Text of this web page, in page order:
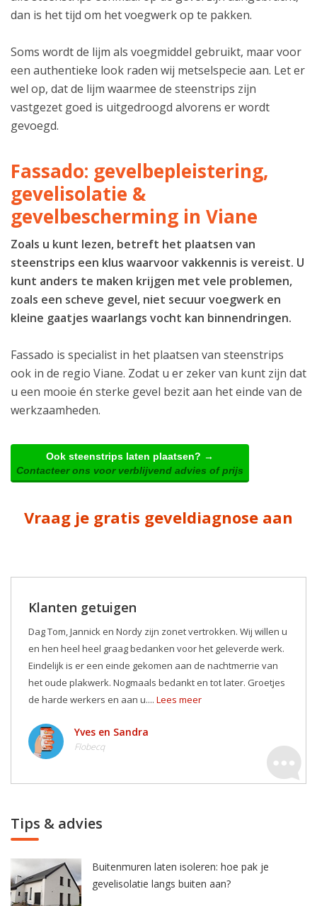
dan is het tijd om het voegwerk op te pakken.
Soms wordt de lijm als voegmiddel gebruikt, maar voor
een authentieke look raden wij metselspecie aan. Let er
wel op, dat de lijm waarmee de steenstrips zijn
vastgezet goed is uitgedroogd alvorens er wordt
gevoegd.
Fassado: gevelbepleistering,
gevelisolatie &
gevelbescherming in Viane
Zoals u kunt lezen, betreft het plaatsen van
steenstrips een klus waarvoor vakkennis is vereist. U
kunt anders te maken krijgen met vele problemen,
zoals een scheve gevel, niet secuur voegwerk en
kleine gaatjes waarlangs vocht kan binnendringen.
Fassado is specialist in het plaatsen van steenstrips
ook in de regio Viane. Zodat u er zeker van kunt zijn dat
u een mooie én sterke gevel bezit aan het einde van de
werkzaamheden.
Ook steenstrips laten plaatsen? →
Contacteer ons voor verblijvend advies of prijs
Vraag je gratis geveldiagnose aan
Klanten getuigen
Dag Tom, Jannick en Nordy zijn zonet vertrokken. Wij willen u
en hen heel heel graag bedanken voor het geleverde werk.
Eindelijk is er een einde gekomen aan de nachtmerrie van
het oude plakwerk. Nogmaals bedankt en tot later. Groetjes
de harde werkers en aan u.... Lees meer
Yves en Sandra
Flobecq
Tips & advies
Buitenmuren laten isoleren: hoe pak je
gevelisolatie langs buiten aan?